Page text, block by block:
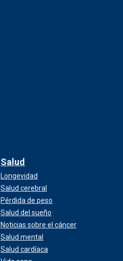
Salud
Longevidad
Salud cerebral
Pérdida de peso
Salud del sueño
Noticias sobre el cáncer
Salud mental
Salud cardíaca